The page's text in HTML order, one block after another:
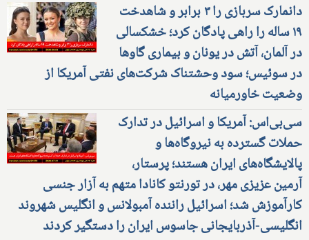
دانمارک سربازی را ۳ برابر و شاهدخت
۱۹ ساله را راهی پادگان کرد؛ خشکسالی
در آلمان، آتش در یونان و بیماری گاوها
در سوئیس؛ سود وحشتناک شرکت‌های نفتی آمریکا از
وضعیت خاورمیانه
سی‌بی‌اس: آمریکا و اسرائیل در تدارک
حملات گسترده به نیروگاه‌ها و
پالایشگاه‌های ایران هستند؛ پرستار،
آرمین عزیزی مهر، در تورنتو کانادا متهم به آزار جنسی
کارآموزش شد؛ اسرائیل راننده آمبولانس و انگلیس شهروند
انگلیسی-آذربایجانی جاسوس ایران را دستگیر کردند